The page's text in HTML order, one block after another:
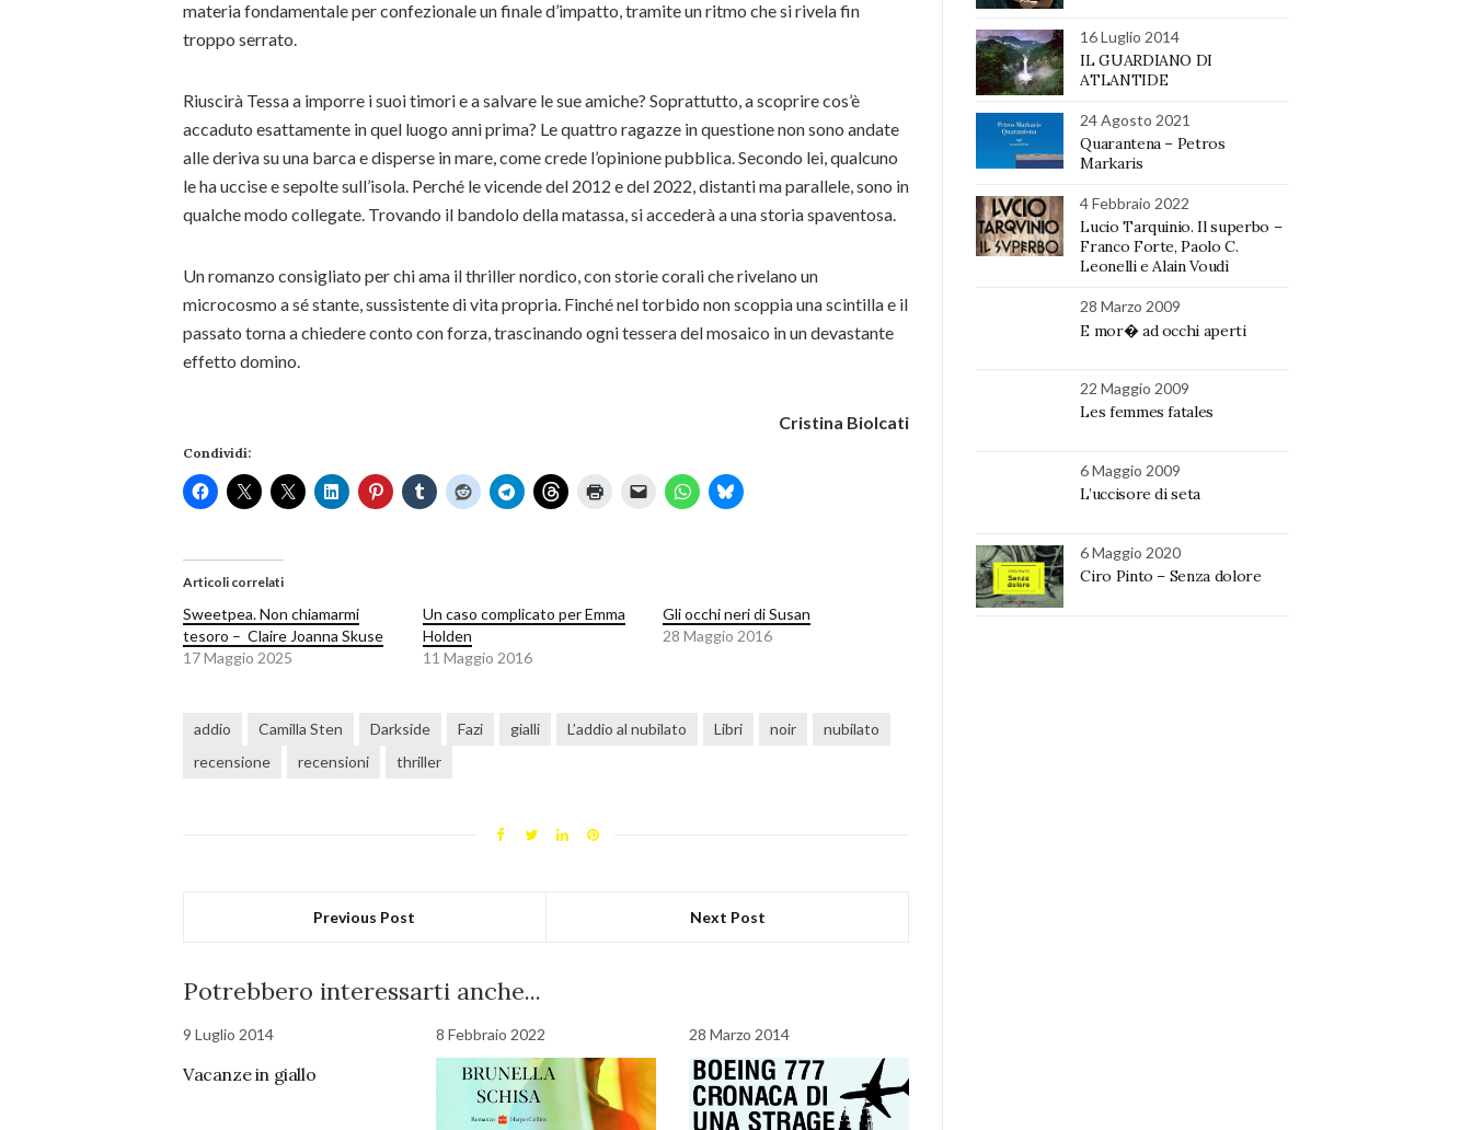
materia fondamentale per confezionale un finale d’impatto, tramite un ritmo che si rivela fin
troppo serrato.
Riuscirà Tessa a imporre i suoi timori e a salvare le sue amiche? Soprattutto, a scoprire cos’è
accaduto esattamente in quel luogo anni prima? Le quattro ragazze in questione non sono andate
alle deriva su una barca e disperse in mare, come crede l’opinione pubblica. Secondo lei, qualcuno
le ha uccise e sepolte sull’isola. Perché le vicende del 2012 e del 2022, distanti ma parallele, sono in
qualche modo collegate. Trovando il bandolo della matassa, si accederà a una storia spaventosa.
Un romanzo consigliato per chi ama il thriller nordico, con storie corali che rivelano un
microcosmo a sé stante, sussistente di vita propria. Finché nel torbido non scoppia una scintilla e il
passato torna a chiedere conto con forza, trascinando ogni tessera del mosaico in un devastante
effetto domino.
Cristina Biolcati
Condividi:
Articoli correlati
Sweetpea. Non chiamarmi
tesoro – Claire Joanna Skuse
17 Maggio 2025
Un caso complicato per Emma
Holden
11 Maggio 2016
Gli occhi neri di Susan
28 Maggio 2016
addio Camilla Sten Darkside Fazi gialli L’addio al nubilato Libri noir
nubilato
recensione
recensioni thriller
Previous Post Next Post
Potrebbero interessarti anche...
9 Luglio 2014
Vacanze in giallo
8 Febbraio 2022 28 Marzo 2014
16 Luglio 2014
IL GUARDIANO DI
ATLANTIDE
24 Agosto 2021
Quarantena – Petros
Markaris
4 Febbraio 2022
Lucio Tarquinio. Il superbo –
Franco Forte, Paolo C.
Leonelli e Alain Voudì
28 Marzo 2009
E mor� ad occhi aperti
22 Maggio 2009
Les femmes fatales
6 Maggio 2009
L’uccisore di seta
6 Maggio 2020
Ciro Pinto – Senza dolore